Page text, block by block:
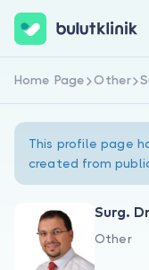
About Us
Sign Up Now
Home Page Other
This profile page
created from
Surg.
Other